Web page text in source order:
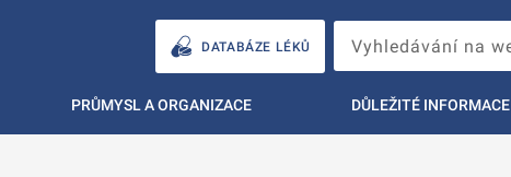
DATABÁZE LÉKŮ
PRŮMYSL A ORGANIZACE DŮLEŽITÉ INFORMACE